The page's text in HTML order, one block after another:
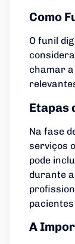
Como
O funil
chamar
Etapas
Na fase
serviços
pode
durante
A